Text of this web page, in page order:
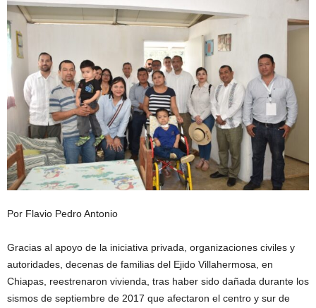
Por Flavio Pedro Antonio
Gracias al apoyo de la iniciativa privada, organizaciones civiles y
autoridades, decenas de familias del Ejido Villahermosa, en
Chiapas, reestrenaron vivienda, tras haber sido dañada durante los
sismos de septiembre de 2017 que afectaron el centro y sur de